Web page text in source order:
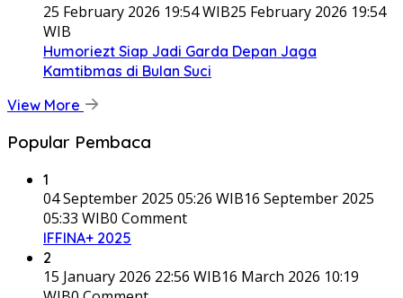
25 February 2026 19:54 WIB25 February 2026 19:54
WIB
Humoriezt Siap Jadi Garda Depan Jaga
Kamtibmas di Bulan Suci
View More
Popular Pembaca
1
04 September 2025 05:26 WIB16 September 2025
05:33 WIB0 Comment
IFFINA+ 2025
2
15 January 2026 22:56 WIB16 March 2026 10:19